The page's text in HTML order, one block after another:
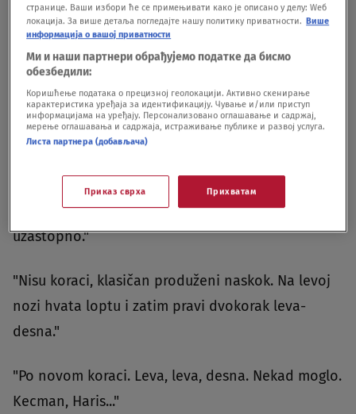
Zanima me stručno mišljenje, bez obzira ko za koga
navija.pic.twitter.com/138DjuUXlj
— Čudomir78 (@Cudomir78) November 14, 2024
"Jesu koraci. Dva puta se oslonio na levu nogu
uzastopno."
"Nisu koraci, klasičan produženi naskok. Na levoj
nozi hvata loptu i zatim pravi dvokorak leva-
desna."
"Po novom koraci. Leva, leva, desna. Nekad moglo.
Kecman, Haris..."
странице. Ваши избори ће се примењивати како је описано у делу: Wеб
локација. За више детаља погледајте нашу политику приватности. Више
информација о вашој приватности
Ми и наши партнери обрађујемо податке да бисмо
обезбедили:
Коришћење података о прецизној геолокацији. Активно скенирање
карактеристика уређаја за идентификацију. Чување и/или приступ
информацијама на уређају. Персонализовано оглашавање и садржај,
мерење оглашавања и садржаја, истраживање публике и развој услуга.
Листа партнера (добављача)
Приказ сврха Прихватам